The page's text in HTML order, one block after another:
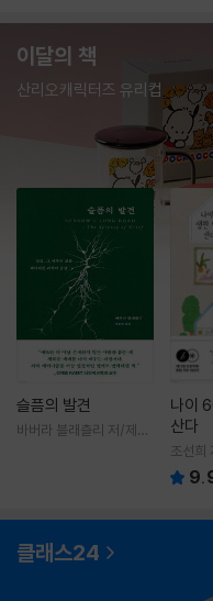
이달의 책
산리오캐릭터즈 유리컵
슬픔의 발견
바버라 블래츨리 저/제효
나이
산다
조선희
클래스24